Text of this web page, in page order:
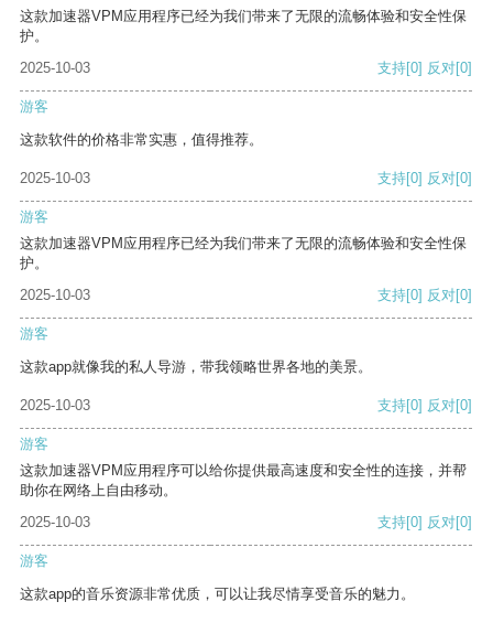
这款加速器VPM应用程序已经为我们带来了无限的流畅体验和安全性保
护。
2025-10-03
支持[0] 反对[0]
游客
这款软件的价格非常实惠，值得推荐。
2025-10-03 支持[0] 反对[0]
游客
这款加速器VPM应用程序已经为我们带来了无限的流畅体验和安全性保
护。
2025-10-03
支持[0] 反对[0]
游客
这款app就像我的私人导游，带我领略世界各地的美景。
2025-10-03 支持[0] 反对[0]
游客
这款加速器VPM应用程序可以给你提供最高速度和安全性的连接，并帮
助你在网络上自由移动。
2025-10-03
支持[0] 反对[0]
游客
这款app的音乐资源非常优质，可以让我尽情享受音乐的魅力。